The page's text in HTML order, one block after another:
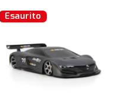
Esaurito